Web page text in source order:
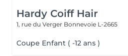
Hardy Coiff Hair
1, rue du Verger Bonnevoie L-2665
Coupe Enfant ( -12 ans )